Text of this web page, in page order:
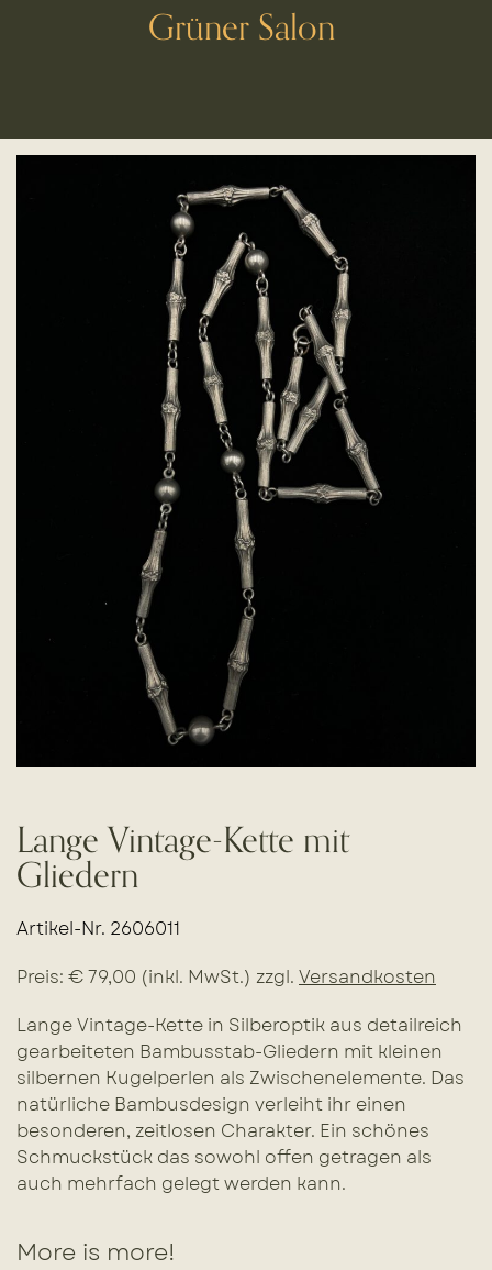
Grüner Salon
Lange Vintage-Kette mit
Gliedern
Artikel-Nr. 2606011
Preis: € 79,00 (inkl. MwSt.) zzgl. Versandkosten
Lange Vintage-Kette in Silberoptik aus detailreich
gearbeiteten Bambusstab-Gliedern mit kleinen
silbernen Kugelperlen als Zwischenelemente. Das
natürliche Bambusdesign verleiht ihr einen
besonderen, zeitlosen Charakter. Ein schönes
Schmuckstück das sowohl offen getragen als
auch mehrfach gelegt werden kann.
More is more!